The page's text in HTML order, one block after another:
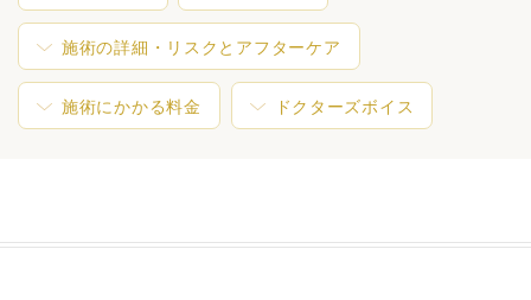
施術の詳細・リスクとアフターケア
施術にかかる料金 ドクターズボイス